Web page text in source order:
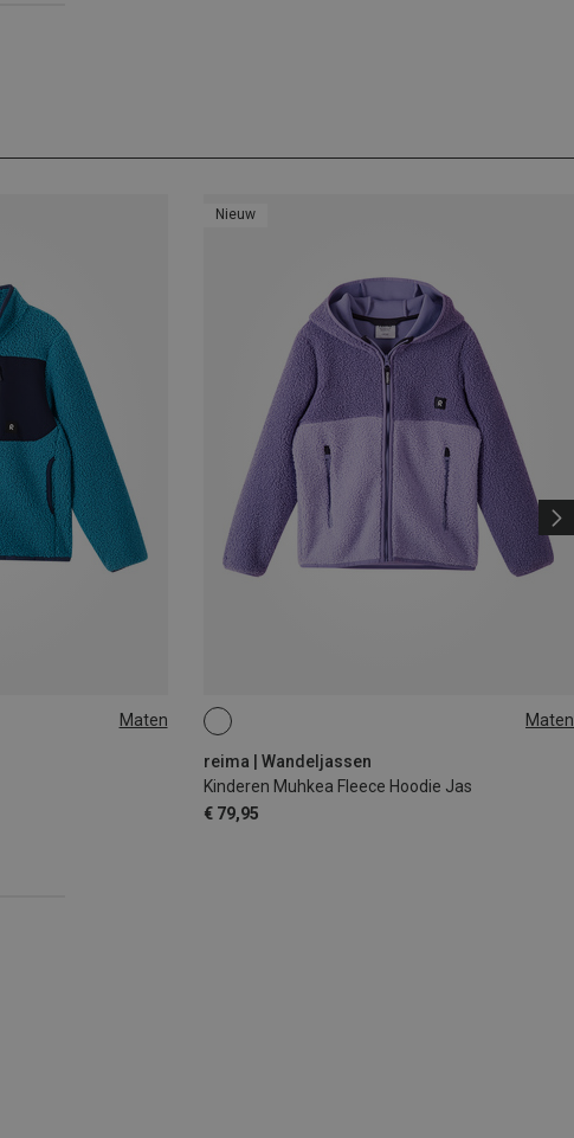
Maten
Nieuw
Maten
reima | Wandeljassen
Kinderen Muhkea Fleece Hoodie Jas
€ 79,95